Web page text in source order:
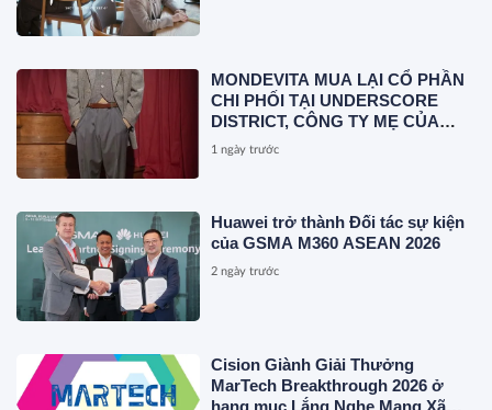
MONDEVITA MUA LẠI CỔ PHẦN
CHI PHỐI TẠI UNDERSCORE
DISTRICT, CÔNG TY MẸ CỦA
MAGLIANO, ĐÁNH DẤU BƯỚC
1 ngày trước
Huawei trở thành Đối tác sự kiện
của GSMA M360 ASEAN 2026
2 ngày trước
Cision Giành Giải Thưởng
MarTech Breakthrough 2026 ở